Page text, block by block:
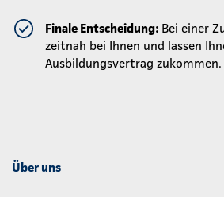
Finale Entscheidung: Bei einer
zeitnah bei Ihnen und lassen
Ausbildungsvertrag zukommen.
Über uns